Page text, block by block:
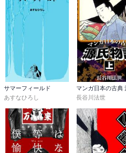
サマーフィールド
あすなひろし
長谷川法世